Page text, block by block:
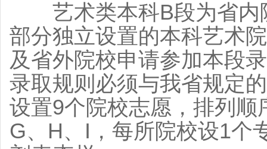
艺术类本科B段为省内
部分独立设置的本科艺术
及省外院校申请参加本段
录取规则必须与我省规定
设置9个院校志愿，排列
G、H、I，每所院校设1个